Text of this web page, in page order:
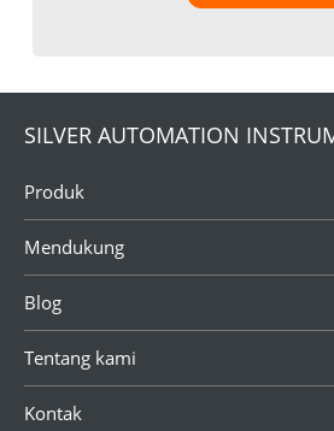
SILVER AUTOMATION
Produk
Mendukung
Blog
Tentang kami
Kontak